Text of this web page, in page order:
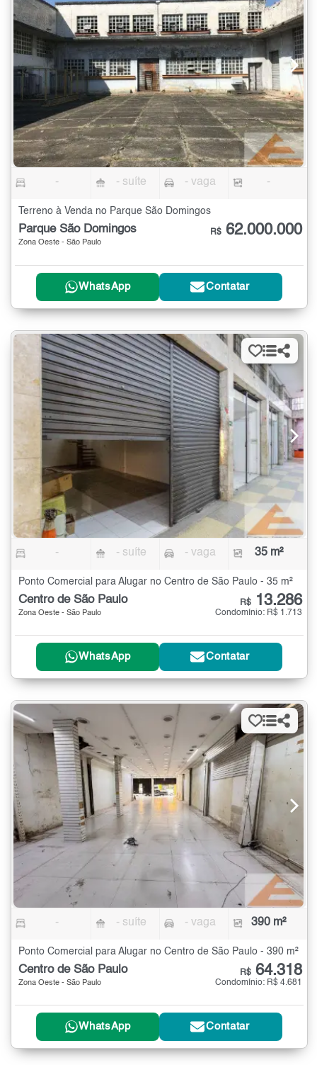
- - suíte - vaga -
Terreno à Venda no Parque São Domingos
Parque São Domingos
Zona Oeste - São Paulo
R$ 62.000.000
WhatsApp Contatar
- - suíte - vaga 35 m²
Ponto Comercial para Alugar no Centro de São Paulo - 35 m²
Centro de São Paulo
Zona Oeste - São Paulo
R$ 13.286
Condomínio: R$ 1.713
WhatsApp Contatar
- - suíte - vaga 390 m²
Ponto Comercial para Alugar no Centro de São Paulo - 390 m²
Centro de São Paulo
Zona Oeste - São Paulo
R$ 64.318
Condomínio: R$ 4.681
WhatsApp Contatar